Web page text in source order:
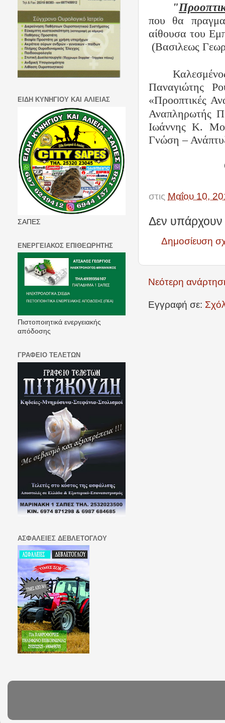
"
που θα
αίθουσα του
(Βασιλεως
Παναγιώτης
«Προοπτικές
Αναπληρωτής
Ιωάννης Κ.
Γνώση –
στις Μαΐου 10,
Δεν υπάρχουν
Δημοσίευση
Νεότερη
Εγγραφή σε:
ΕΙΔΗ ΚΥΝΗΓΙΟΥ ΚΑΙ ΑΛΙΕΙΑΣ
ΣΑΠΕΣ
ΕΝΕΡΓΕΙΑΚΟΣ ΕΠΙΘΕΩΡΗΤΗΣ
Πιστοποιητικά ενεργειακής
απόδοσης
ΓΡΑΦΕΙΟ ΤΕΛΕΤΩΝ
ΑΣΦΑΛΕΙΕΣ ΔΕΒΛΕΤΟΓΛΟΥ